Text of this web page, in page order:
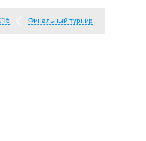
Финальный турнир